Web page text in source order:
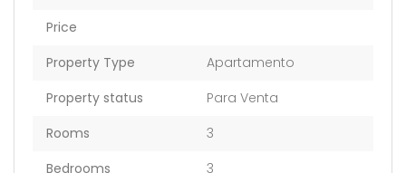
Price
Property Type
Apartamento
Property status
Para Venta
Rooms
3
Bedrooms
3